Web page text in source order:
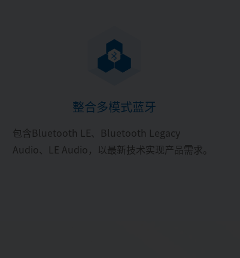
整合多模式蓝牙
包含Bluetooth LE、Bluetooth Legacy
Audio、LE Audio，以最新技术实现产品需求。